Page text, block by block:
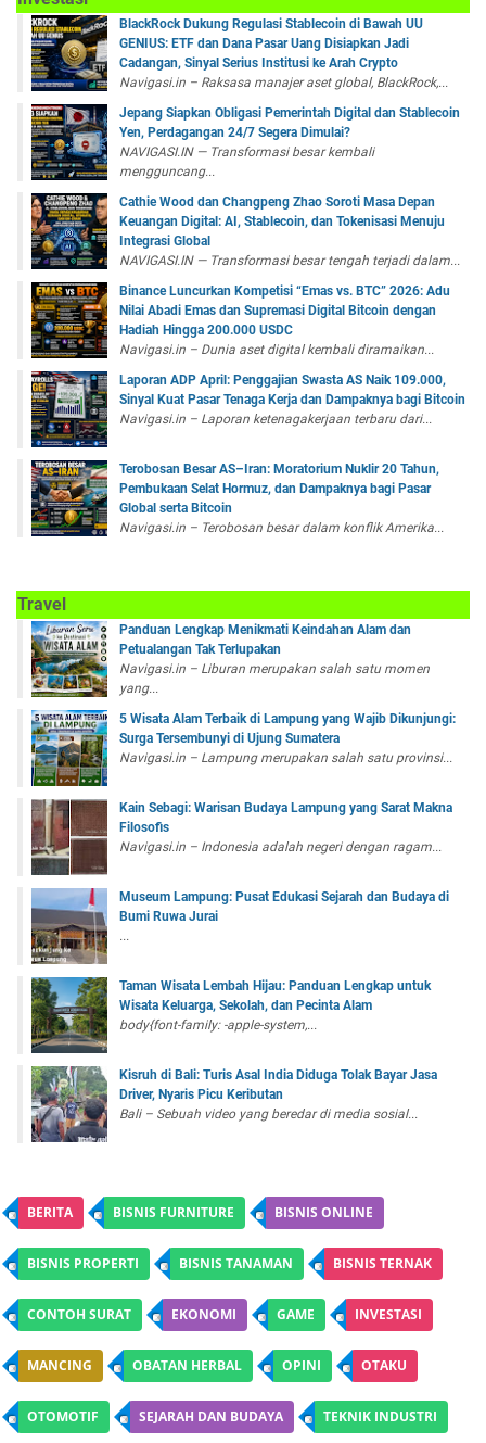
BlackRock Dukung Regulasi Stablecoin di Bawah UU
GENIUS: ETF dan Dana Pasar Uang Disiapkan Jadi
Cadangan, Sinyal Serius Institusi ke Arah Crypto
Navigasi.in – Raksasa manajer aset global, BlackRock,...
Jepang Siapkan Obligasi Pemerintah Digital dan Stablecoin
Yen, Perdagangan 24/7 Segera Dimulai?
NAVIGASI.IN — Transformasi besar kembali
mengguncang...
Cathie Wood dan Changpeng Zhao Soroti Masa Depan
Keuangan Digital: AI, Stablecoin, dan Tokenisasi Menuju
Integrasi Global
NAVIGASI.IN — Transformasi besar tengah terjadi dalam...
Binance Luncurkan Kompetisi “Emas vs. BTC” 2026: Adu
Nilai Abadi Emas dan Supremasi Digital Bitcoin dengan
Hadiah Hingga 200.000 USDC
Navigasi.in – Dunia aset digital kembali diramaikan...
Laporan ADP April: Penggajian Swasta AS Naik 109.000,
Sinyal Kuat Pasar Tenaga Kerja dan Dampaknya bagi Bitcoin
Navigasi.in – Laporan ketenagakerjaan terbaru dari...
Terobosan Besar AS–Iran: Moratorium Nuklir 20 Tahun,
Pembukaan Selat Hormuz, dan Dampaknya bagi Pasar
Global serta Bitcoin
Navigasi.in – Terobosan besar dalam konflik Amerika...
Travel
Panduan Lengkap Menikmati Keindahan Alam dan
Petualangan Tak Terlupakan
Navigasi.in – Liburan merupakan salah satu momen
yang...
5 Wisata Alam Terbaik di Lampung yang Wajib Dikunjungi:
Surga Tersembunyi di Ujung Sumatera
Navigasi.in – Lampung merupakan salah satu provinsi...
Kain Sebagi: Warisan Budaya Lampung yang Sarat Makna
Filosofis
Navigasi.in – Indonesia adalah negeri dengan ragam...
Museum Lampung: Pusat Edukasi Sejarah dan Budaya di
Bumi Ruwa Jurai
...
Taman Wisata Lembah Hijau: Panduan Lengkap untuk
Wisata Keluarga, Sekolah, dan Pecinta Alam
body{font-family: -apple-system,...
Kisruh di Bali: Turis Asal India Diduga Tolak Bayar Jasa
Driver, Nyaris Picu Keributan
Bali – Sebuah video yang beredar di media sosial...
BERITA BISNIS FURNITURE BISNIS ONLINE
BISNIS PROPERTI BISNIS TANAMAN BISNIS TERNAK
CONTOH SURAT EKONOMI GAME INVESTASI
MANCING OBATAN HERBAL OPINI OTAKU
OTOMOTIF SEJARAH DAN BUDAYA TEKNIK INDUSTRI